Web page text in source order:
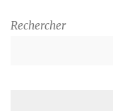
Rechercher